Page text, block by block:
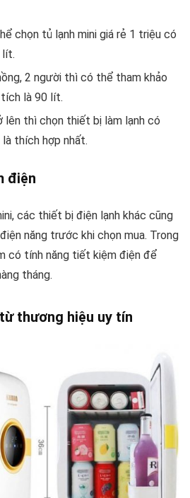
chọn tủ lạnh mini giá rẻ 1 triệu có
lít.
2 người thì có thể tham khảo
là 90 lít.
lên thì chọn thiết bị làm lạnh có
thích hợp nhất.
điện
các thiết bị điện lạnh khác cũng
năng trước khi chọn mua. Trong
có tính năng tiết kiệm điện để
tháng.
thương hiệu uy tín